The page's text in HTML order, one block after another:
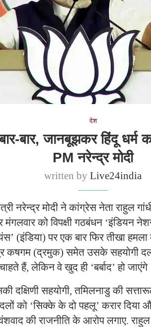
देश
बार, जानबूझकर हिंदू धर्म
PM नरेन्द्र मोदी
written byLive24india
नरेन्द्र मोदी ने कांग्रेस नेता राहुल
मंगलवार को विपक्षी गठबंधन ‘इंडियन
(इंडिया) पर एक बार फिर तीखा
कषगम (द्रमुक) समेत उसके सहयोगी
हैं, लेकिन वे खुद ही ‘बर्बाद’ हो
दक्षिणी सहयोगी, तमिलनाडु की
दलों को ‘सिक्के के दो पहलू’ करार
की राजनीति के आरोप लगाए.